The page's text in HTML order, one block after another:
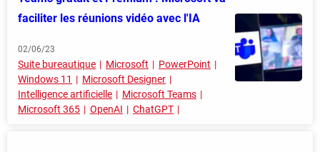
faciliter les réunions vidéo avec l'IA
02/06/23
Suite bureautique Microsoft
PowerPoint
Windows 11
Microsoft Designer
Intelligence artificielle
Microsoft Teams
Microsoft 365
OpenAI ChatGPT